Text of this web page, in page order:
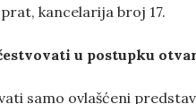
kancelarija broj 17.
u postupku
samo ovlašćeni